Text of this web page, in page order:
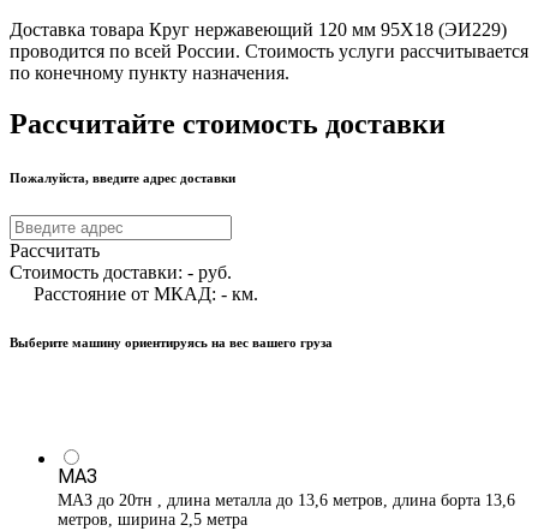
Доставка товара Круг нержавеющий 120 мм 95Х18 (ЭИ229)
проводится по всей России. Стоимость услуги рассчитывается
по конечному пункту назначения.
Рассчитайте стоимость доставки
Пожалуйста, введите адрес доставки
Рассчитать
Стоимость доставки: - руб.
Расстояние от МКАД: - км.
Выберите машину ориентируясь на вес вашего груза
МАЗ
МАЗ до 20тн , длина металла до 13,6 метров, длина борта 13,6
метров, ширина 2,5 метра